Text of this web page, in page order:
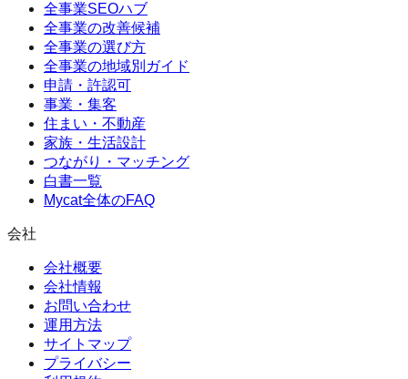
全事業SEOハブ
全事業の改善候補
全事業の選び方
全事業の地域別ガイド
申請・許認可
事業・集客
住まい・不動産
家族・生活設計
つながり・マッチング
白書一覧
Mycat全体のFAQ
会社
会社概要
会社情報
お問い合わせ
運用方法
サイトマップ
プライバシー